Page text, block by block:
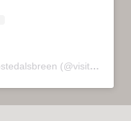
Et innlegg delt av Visitor Centre Jostedalsbreen (@visitorcenterjostedalsbreen)